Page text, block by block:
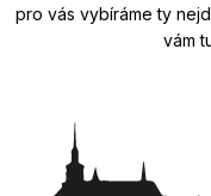
pro vás vybíráme ty
vám